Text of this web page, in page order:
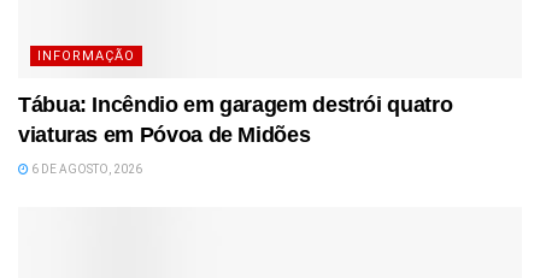
INFORMAÇÃO
Tábua: Incêndio em garagem destrói quatro
viaturas em Póvoa de Midões
6 DE AGOSTO, 2026